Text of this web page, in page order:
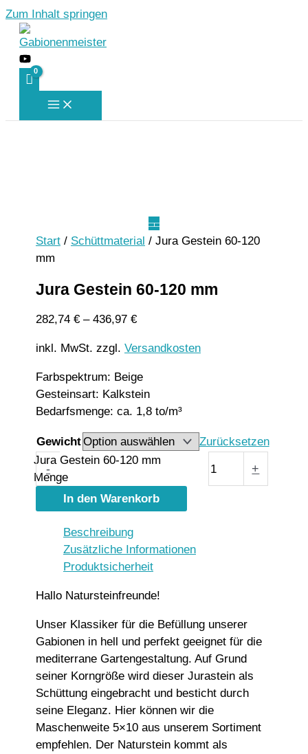
Zum Inhalt springen
Start/ Schüttmaterial / Jura Gestein 60-120
mm
Jura Gestein 60-120 mm
282,74 €– 436,97 €
inkl. MwSt. zzgl. Versandkosten
Farbspektrum: Beige
Gesteinsart: Kalkstein
Bedarfsmenge: ca. 1,8 to/m³
Gewicht
Zurücksetzen
-
Jura Gestein 60-120 mm
Menge
+
In den Warenkorb
Beschreibung
Zusätzliche Informationen
Produktsicherheit
Hallo Natursteinfreunde!
Unser Klassiker für die Befüllung unserer
Gabionen in hell und perfekt geeignet für die
mediterrane Gartengestaltung. Auf Grund
seiner Korngröße wird dieser Jurastein als
Schüttung eingebracht und besticht durch
seine Eleganz. Hier können wir die
Maschenweite 5×10 aus unserem Sortiment
empfehlen. Der Naturstein kommt als